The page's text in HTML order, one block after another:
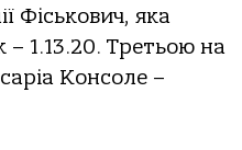
Фіськович, яка
– 1.13.20. Третьою на
Консоле –